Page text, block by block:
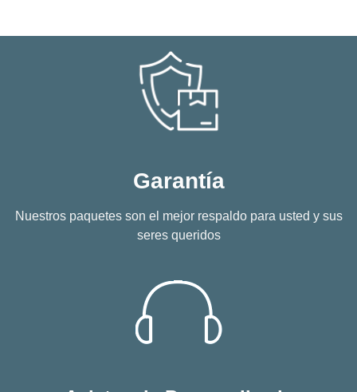
Garantía
Nuestros paquetes son el mejor respaldo para usted y sus
seres queridos